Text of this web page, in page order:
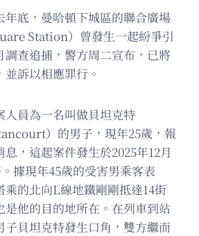
年底，曼哈頓下城區的聯合廣場
Station）曾發生一起紛爭引
調查追捕，警方周二宣布，已將
訴以相應罪行。
人員為一名叫做貝坦克特
）的男子，現年25歲，報
，這起案件發生於2025年12月
據現年45歲的受害男乘客表
乘的北向L線地鐵剛剛抵達14街
是他的目的地所在。在列車到站
子貝坦克特發生口角，雙方繼而